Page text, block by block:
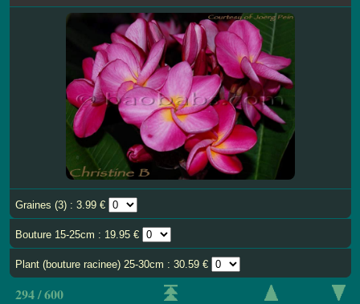
Graines (3) : 3.99 €
Bouture 15-25cm : 19.95 €
Plant (bouture racinee) 25-30cm : 30.59 €
294 / 600